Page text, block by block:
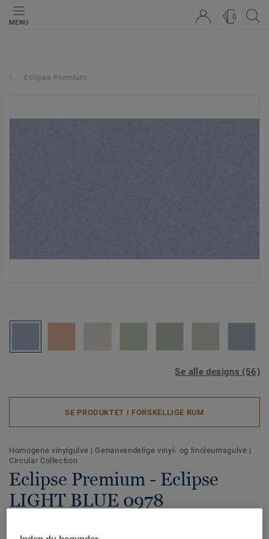
MENU
0
Eclipse Premium
Se alle designs (56)
SE PRODUKTET I FORSKELLIGE RUM
Homogene vinylgulve | Genanvendelige vinyl- og linoleumsgulve |
Circular Collection
Eclipse Premium - Eclipse
LIGHT BLUE 0978